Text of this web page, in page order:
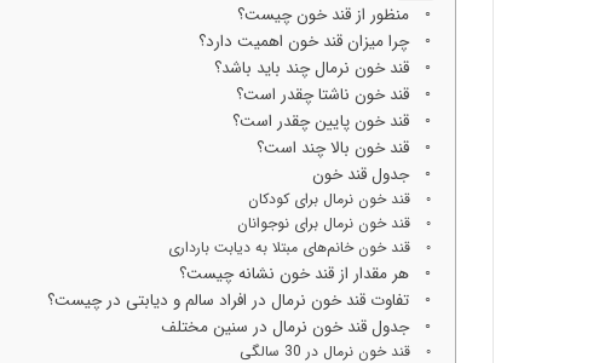
منظور از قند خون چیست؟
چرا میزان قند خون اهمیت دارد؟
قند خون نرمال چند باید باشد؟
قند خون ناشتا چقدر است؟
قند خون پایین چقدر است؟
قند خون بالا چند است؟
جدول قند خون
قند خون نرمال برای کودکان
قند خون نرمال برای نوجوانان
قند خون خانم‌های مبتلا به دیابت بارداری
هر مقدار از قند خون نشانه چیست؟
تفاوت قند خون نرمال در افراد سالم و دیابتی در چیست؟
جدول قند خون نرمال در سنین مختلف
قند خون نرمال در 30 سالگی